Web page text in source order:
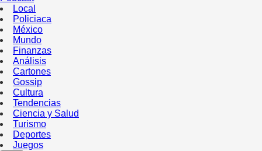
Local
Policiaca
México
Mundo
Finanzas
Análisis
Cartones
Gossip
Cultura
Tendencias
Ciencia y Salud
Turismo
Deportes
Juegos